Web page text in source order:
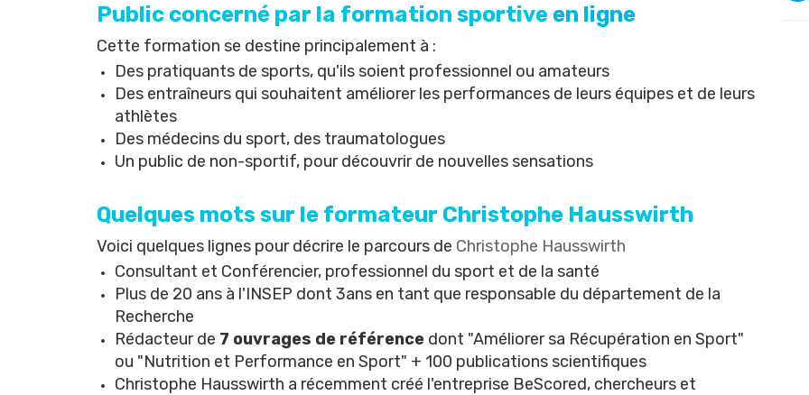
Public concerné par la formation sportive en ligne
Cette formation se destine principalement à :
Des pratiquants de sports, qu'ils soient professionnel ou amateurs
Des entraîneurs qui souhaitent améliorer les performances de leurs équipes et de leurs
athlètes
Des médecins du sport, des traumatologues
Un public de non-sportif, pour découvrir de nouvelles sensations
Quelques mots sur le formateur Christophe Hausswirth
Voici quelques lignes pour décrire le parcours de Christophe Hausswirth
Consultant et Conférencier, professionnel du sport et de la santé
Plus de 20 ans à l'INSEP dont 3ans en tant que responsable du département de la
Recherche
Rédacteur de 7 ouvrages de référence dont "Améliorer sa Récupération en Sport"
ou "Nutrition et Performance en Sport" + 100 publications scientifiques
Christophe Hausswirth a récemment créé l'entreprise BeScored, chercheurs et